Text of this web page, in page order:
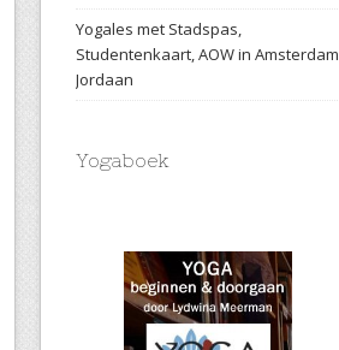
Yogales met Stadspas,
Studentenkaart, AOW in Amsterdam
Jordaan
Yogaboek